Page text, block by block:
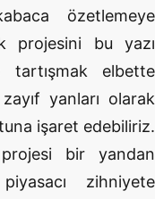
özetlemeye
projesini bu yazı
tartışmak elbette
yanları olarak
işaret edebiliriz.
bir yandan
zihniyete